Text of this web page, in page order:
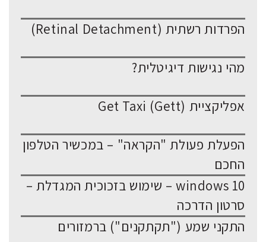
הפרדות רשתית (Retinal Detachment)
מהי נגישות דיגיטלית?
אפליקציית Get Taxi (Gett)
הפעלת פעולת "הקראה" – במכשיר הטלפון
החכם
windows 10 – שימוש בזכוכית המגדלת –
סרטון הדרכה
התקני שמע ("תקתקנים") ברמזורים